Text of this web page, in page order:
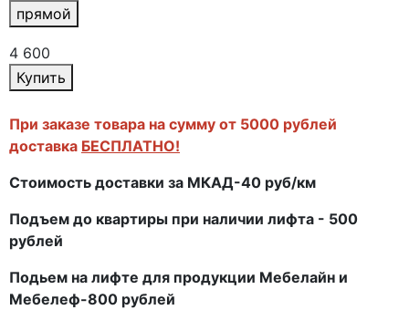
прямой
4 600
Купить
При заказе товара на сумму от 5000 рублей
доставка БЕСПЛАТНО!
Стоимость доставки за МКАД-40 руб/км
Подъем до квартиры при наличии лифта - 500
рублей
Подьем на лифте для продукции Мебелайн и
Мебелеф-800 рублей